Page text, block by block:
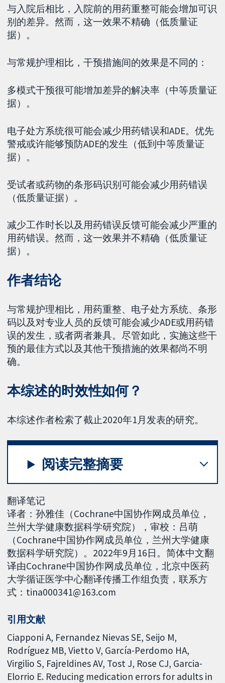
与入院后相比，入院前的用药重整可能会增加可识
别的差异。然而，这一效果不精确（低质量证
据）。
与常规护理相比，干预措施间的效果是不同的：
多模式干预很可能增加差异的解决率（中等质量证
据）。
电子处方系统很可能会减少用药错误和ADE。优先
警戒或许能够预防ADE的发生（低到中等质量证
据）。
受试者或药物的条形码识别可能会减少用药错误
（低质量证据）。
减少工作时长以及用药错误反馈可能会减少严重的
用药错误。然而，这一效果并不精确（低质量证
据）。
作者结论
与常规护理相比，用药重整、电子处方系统、条形
码以及对专业人员的反馈可能会减少ADE或用药错
误的发生，或者两者兼具。尽管如此，实施这些干
预的最佳方式以及其他干预措施的效果都尚不明
确。
本综述的时效性如何？
本综述作者检索了截止2020年1月发表的研究。
阅读完整摘要
翻译笔记
译者：孙雅佳（Cochrane中国协作网成员单位，
兰州大学健康数据科学研究院），审校：吕萌
（Cochrane中国协作网成员单位，兰州大学健康
数据科学研究院）。2022年9月16日。简体中文翻
译由Cochrane中国协作网成员单位，北京中医药
大学循证医学中心翻译传播工作组负责，联系方
式：tina000341@163.com
引用文献
Ciapponi A, Fernandez Nievas SE, Seijo M,
Rodríguez MB, Vietto V, García-Perdomo HA,
Virgilio S, Fajreldines AV, Tost J, Rose CJ, Garcia-
Elorrio E. Reducing medication errors for adults in